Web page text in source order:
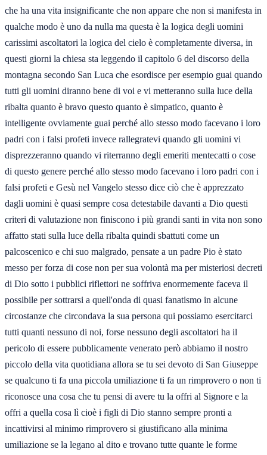
che ha una vita insignificante che non appare che non si manifesta in
qualche modo è uno da nulla ma questa è la logica degli uomini
carissimi ascoltatori la logica del cielo è completamente diversa, in
questi giorni la chiesa sta leggendo il capitolo 6 del discorso della
montagna secondo San Luca che esordisce per esempio guai quando
tutti gli uomini diranno bene di voi e vi metteranno sulla luce della
ribalta quanto è bravo questo quanto è simpatico, quanto è
intelligente ovviamente guai perché allo stesso modo facevano i loro
padri con i falsi profeti invece rallegratevi quando gli uomini vi
disprezzeranno quando vi riterranno degli emeriti mentecatti o cose
di questo genere perché allo stesso modo facevano i loro padri con i
falsi profeti e Gesù nel Vangelo stesso dice ciò che è apprezzato
dagli uomini è quasi sempre cosa detestabile davanti a Dio questi
criteri di valutazione non finiscono i più grandi santi in vita non sono
affatto stati sulla luce della ribalta quindi sbattuti come un
palcoscenico e chi suo malgrado, pensate a un padre Pio è stato
messo per forza di cose non per sua volontà ma per misteriosi decreti
di Dio sotto i pubblici riflettori ne soffriva enormemente faceva il
possibile per sottrarsi a quell'onda di quasi fanatismo in alcune
circostanze che circondava la sua persona qui possiamo esercitarci
tutti quanti nessuno di noi, forse nessuno degli ascoltatori ha il
pericolo di essere pubblicamente venerato però abbiamo il nostro
piccolo della vita quotidiana allora se tu sei devoto di San Giuseppe
se qualcuno ti fa una piccola umiliazione ti fa un rimprovero o non ti
riconosce una cosa che tu pensi di avere tu la offri al Signore e la
offri a quella cosa lì cioè i figli di Dio stanno sempre pronti a
incattivirsi al minimo rimprovero si giustificano alla minima
umiliazione se la legano al dito e trovano tutte quante le forme